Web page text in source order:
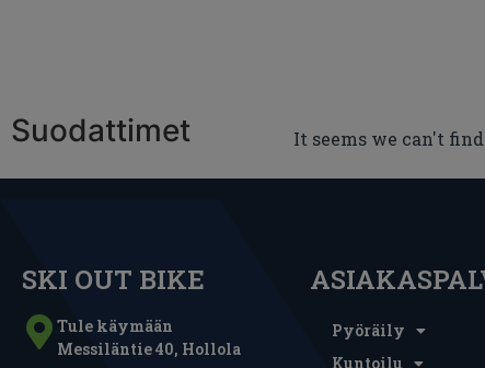
Suodattimet It seems we can't
SKI OUT BIKE
Tule käymään
Messiläntie 40, Hollola
Pyöräily
Kuntoilu